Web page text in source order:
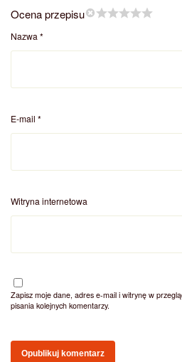
Ocena przepisu
Nazwa *
E-mail *
Witryna internetowa
Zapisz moje dane, adres e-mail i witrynę w
pisania kolejnych komentarzy.